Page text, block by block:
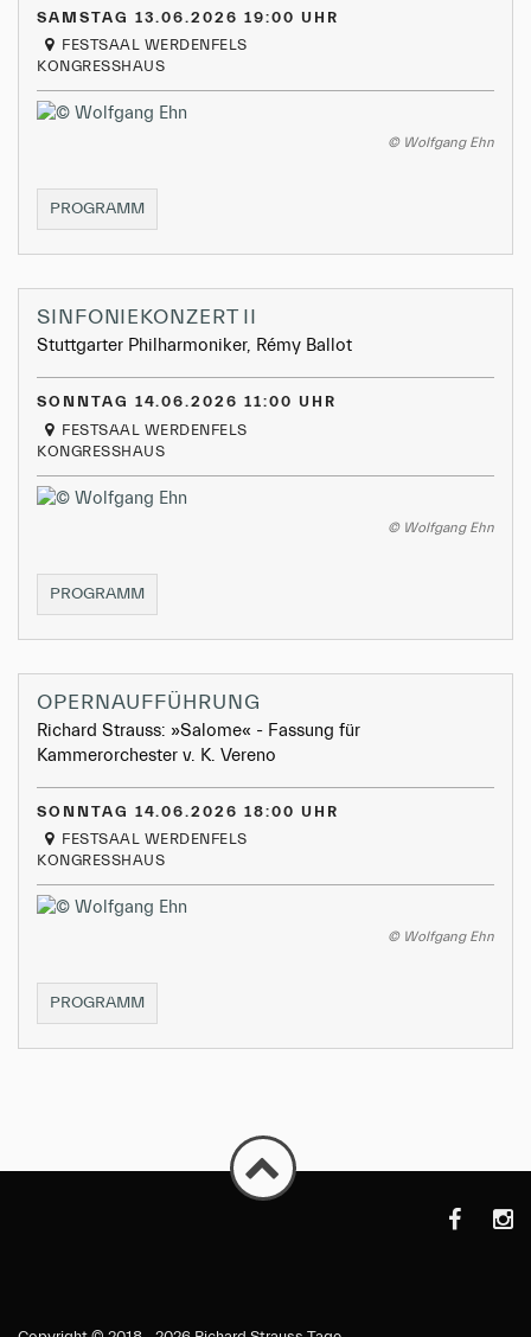
SAMSTAG 13.06.2026 19:00 UHR
FESTSAAL WERDENFELS
KONGRESSHAUS
© Wolfgang Ehn
PROGRAMMSINFONIEKONZERT
I
SINFONIEKONZERT II
Stuttgarter Philharmoniker, Rémy Ballot
SONNTAG 14.06.2026 11:00 UHR
FESTSAAL WERDENFELS
KONGRESSHAUS
© Wolfgang Ehn
PROGRAMMSINFONIEKONZERT
II
OPERNAUFFÜHRUNG
Richard Strauss: »Salome« - Fassung für
Kammerorchester v. K. Vereno
SONNTAG 14.06.2026 18:00 UHR
FESTSAAL WERDENFELS
KONGRESSHAUS
© Wolfgang Ehn
PROGRAMMOPERNAUFFÜHRUNG